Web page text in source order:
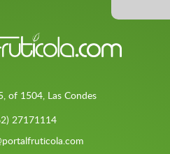
of 1504, Las Condes
27171114